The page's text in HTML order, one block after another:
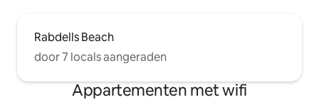
Rabdells Beach
door 7 locals aangeraden
Appartementen met wifi